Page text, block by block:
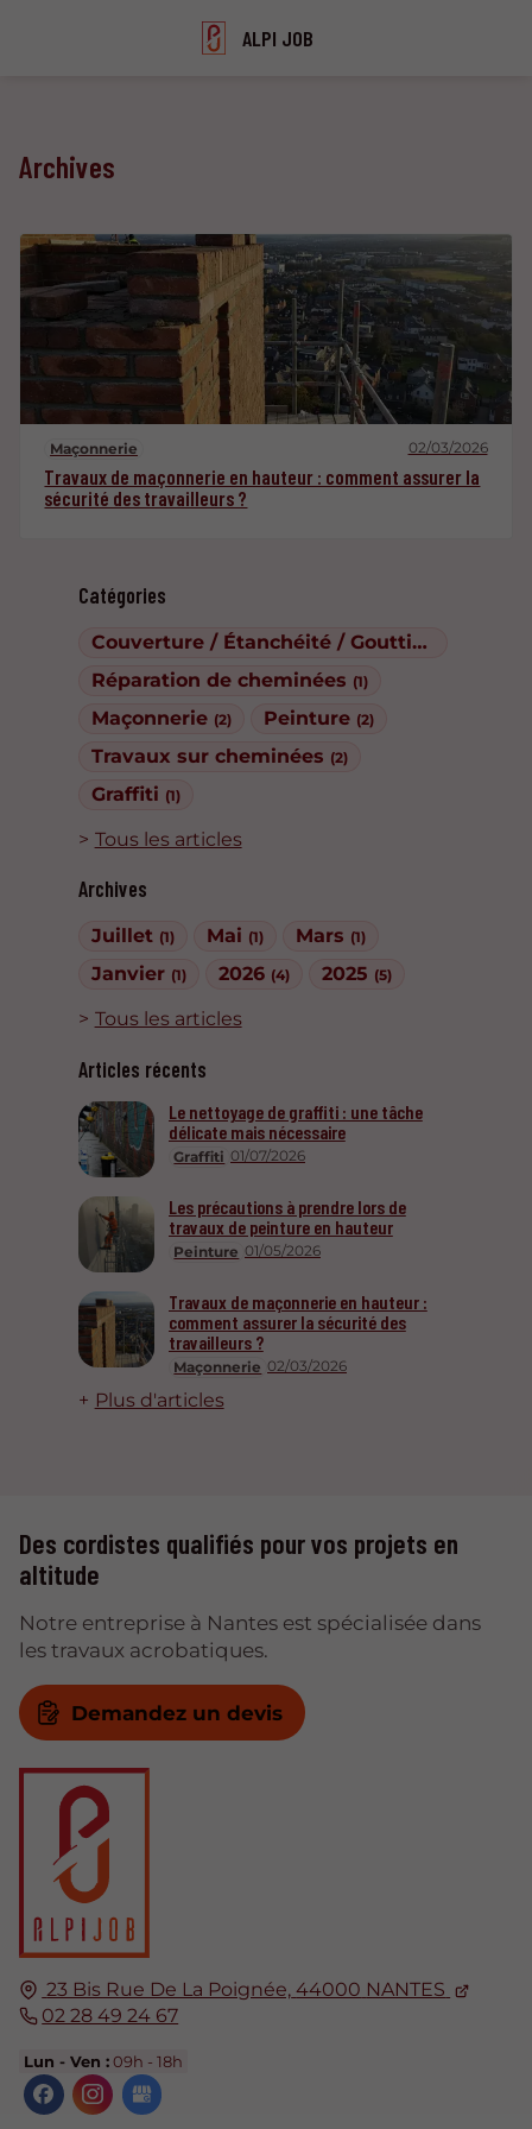
ALPI JOB
Catégories
Couverture / Étanchéité / Gouttières
Réparation de cheminées (1)
Maçonnerie (2) Peinture (2)
Travaux sur cheminées (2)
Graffiti (1)
Tous les articles
Archives
Juillet (1) Mai (1) Mars (1)
Janvier (1) 2026 (4) 2025 (5)
Tous les articles
Articles récents
Graffiti 01/07/2026
Le nettoyage de graffiti : une tâche
délicate mais nécessaire
Peinture 01/05/2026
Les précautions à prendre lors de
travaux de peinture en hauteur
Maçonnerie 02/03/2026
Travaux de maçonnerie en hauteur :
comment assurer la sécurité des
travailleurs ?
Plus d'articles
Archives
Maçonnerie 02/03/2026
Travaux de maçonnerie en hauteur : comment assurer la
sécurité des travailleurs ?
23 Bis Rue De La Poignée, 44000 NANTES
02 28 49 24 67
Lun - Ven :09h - 18h
Des cordistes qualifiés pour vos projets en
altitude
Notre entreprise à Nantes est spécialisée dans
les travaux acrobatiques.
Demandez un devis